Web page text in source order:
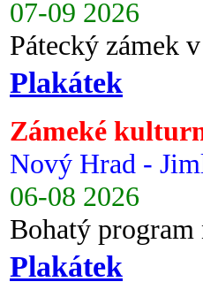
07-09 2026
Pátecký zámek
Plakátek
Zámeké
Nový Hrad -
06-08 2026
Bohatý
Plakátek